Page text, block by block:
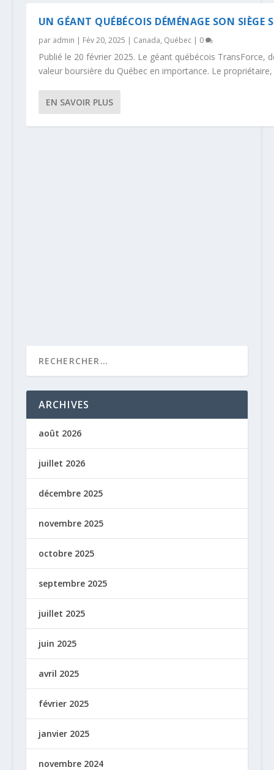
UN GÉANT QUÉBÉCOIS DÉMÉNAGE SON
par admin | Fév 20, 2025 | Canada, Québec| 0
Publié le 20 février 2025. Le géant québécois TransForce,
valeur boursière du Québec en importance. Le propriétaire,
EN SAVOIR PLUS
ARCHIVES
août 2026
juillet 2026
décembre 2025
novembre 2025
octobre 2025
septembre 2025
juillet 2025
juin 2025
avril 2025
février 2025
janvier 2025
novembre 2024